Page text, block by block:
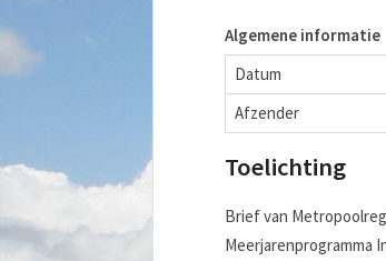
Algemene informatie
Datum
Afzender
Toelichting
Brief van
Meerjarenprogramma